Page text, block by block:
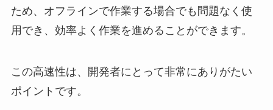
ため、オフラインで作業する場合でも問題なく使
用でき、効率よく作業を進めることができます。
この高速性は、開発者にとって非常にありがたい
ポイントです。